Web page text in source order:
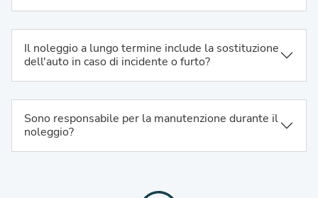
Il noleggio a lungo termine include la sostituzione
dell'auto in caso di incidente o furto?
Sono responsabile per la manutenzione durante il
noleggio?